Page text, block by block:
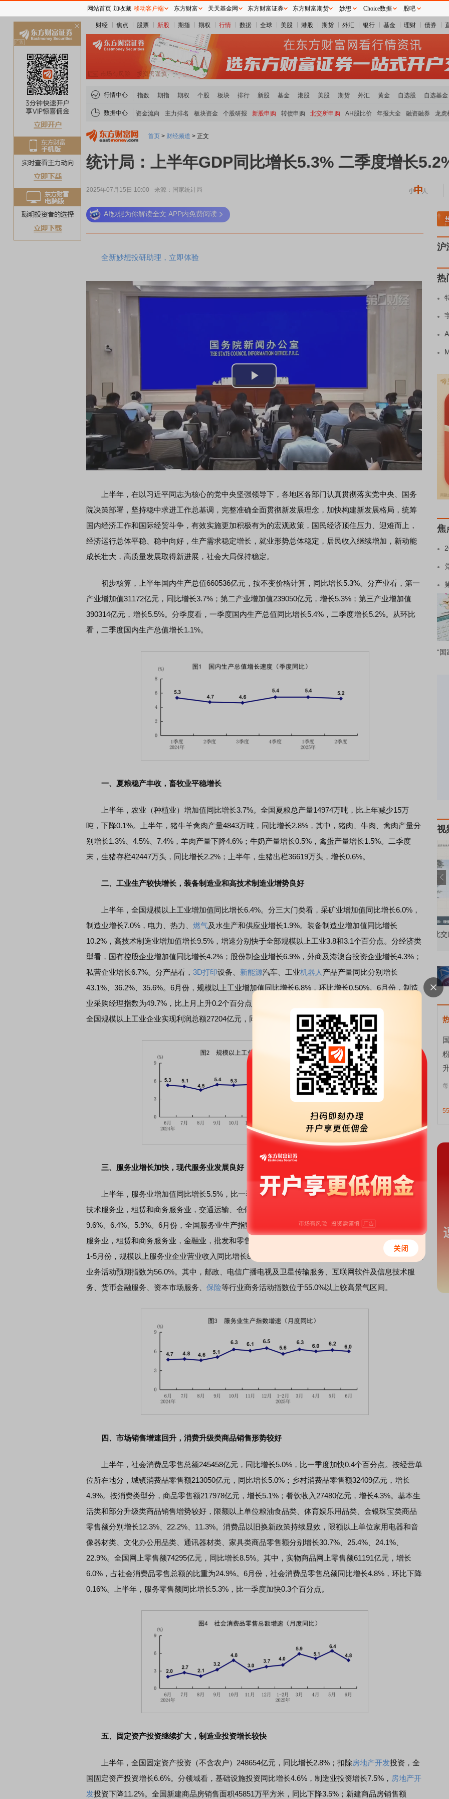
财经 焦点 股票 新股 期指 期权 行情 数据 全球 美股 港股 期货 外汇 银行 基金 理财 债券
行情中心 指数 期指 期权 个股 板块 排行 新股 基金 港股 美股 期货 外汇 黄金 自选股 自选基金
数据中心 资金流向 主力排名 板块资金 个股研报 新股申购 转债申购 北交所申购 AH股比价 年报大全 融资融券 龙虎
首页 > 财经频道 > 正文
统计局：上半年GDP同比增长5.3% 二季度增长
2025年07月15日 10:00 来源：国家统计局
AI妙想为你解读全文 APP内免费阅读
全新妙想投研助理，立即体验
Play
Video
上半年，在以习近平同志为核心的党中央坚强领导下，各地区各部门认真贯彻落实党中央、国务
院决策部署，坚持稳中求进工作总基调，完整准确全面贯彻新发展理念，加快构建新发展格局，统筹
国内经济工作和国际经贸斗争，有效实施更加积极有为的宏观政策，国民经济顶住压力、迎难而上，
经济运行总体平稳、稳中向好，生产需求稳定增长，就业形势总体稳定，居民收入继续增加，新动能
成长壮大，高质量发展取得新进展，社会大局保持稳定。
初步核算，上半年国内生产总值660536亿元，按不变价格计算，同比增长5.3%。分产业看，第一
产业增加值31172亿元，同比增长3.7%；第二产业增加值239050亿元，增长5.3%；第三产业增加值
390314亿元，增长5.5%。分季度看，一季度国内生产总值同比增长5.4%，二季度增长5.2%。从环比
看，二季度国内生产总值增长1.1%。
一、夏粮稳产丰收，畜牧业平稳增长
上半年，农业（种植业）增加值同比增长3.7%。全国夏粮总产量14974万吨，比上年减少15万
吨，下降0.1%。上半年，猪牛羊禽肉产量4843万吨，同比增长2.8%，其中，猪肉、牛肉、禽肉产量分
别增长1.3%、4.5%、7.4%，羊肉产量下降4.6%；牛奶产量增长0.5%，禽蛋产量增长1.5%。二季度
末，生猪存栏42447万头，同比增长2.2%；上半年，生猪出栏36619万头，增长0.6%。
二、工业生产较快增长，装备制造业和高技术制造业增势良好
上半年，全国规模以上工业增加值同比增长6.4%。分三大门类看，采矿业增加值同比增长6.0%，
制造业增长7.0%，电力、热力、 燃气及水生产和供应业增长1.9%。装备制造业增加值同比增长
10.2%，高技术制造业增加值增长9.5%，增速分别快于全部规模以上工业3.8和3.1个百分点。分经济类
型看，国有控股企业增加值同比增长4.2%；股份制企业增长6.9%，外商及港澳台投资企业增长4.3%；
私营企业增长6.7%。分产品看， 3D打印设备、 新能源汽车、工业机器人 产品产量同比分别增长
43.1%、36.2%、35.6%。6月份，规模以上工业增加值同比增长6.8%，环比增长0.50%。6月份，制造
业采购经理指数为49.7%，比上月上升0.2个百分点；企业生产经营活动预期指数为52.0%。1-5月份，
全国规模以上工业企业实现利润总额27204亿元，同比下降1.1%。
三、服务业增长加快，现代服务业发展良好
上半年，服务业增加值同比增长5.5%，比一季度加快0.2个百分点。其中，信息传输、软件和信息
技术服务业，租赁和商务服务业，交通运输、仓储和邮政业，批发和零售业增加值分别增长11.1%、
9.6%、6.4%、5.9%。6月份，全国服务业生产指数同比增长6.0%。其中，信息传输、软件和信息技术
服务业，租赁和商务服务业，金融业，批发和零售业生产指数分别增长11.6%、8.4%、7.3%、6.9%。
1-5月份，规模以上服务业企业营业收入同比增长8.1%。6月份，服务业商务活动指数为50.1%，服务业
业务活动预期指数为56.0%。其中，邮政、电信广播电视及卫星传输服务、互联网软件及信息技术服
务、货币金融服务、资本市场服务、 保险等行业商务活动指数位于55.0%以上较高景气区间。
四、市场销售增速回升，消费升级类商品销售形势较好
上半年，社会消费品零售总额245458亿元，同比增长5.0%，比一季度加快0.4个百分点。按经营单
位所在地分，城镇消费品零售额213050亿元，同比增长5.0%；乡村消费品零售额32409亿元，增长
4.9%。按消费类型分，商品零售额217978亿元，增长5.1%；餐饮收入27480亿元，增长4.3%。基本生
活类和部分升级类商品销售增势较好，限额以上单位粮油食品类、体育娱乐用品类、金银珠宝类商品
零售额分别增长12.3%、22.2%、11.3%。消费品以旧换新政策持续显效，限额以上单位家用电器和音
像器材类、文化办公用品类、通讯器材类、家具类商品零售额分别增长30.7%、25.4%、24.1%、
22.9%。全国网上零售额74295亿元，同比增长8.5%。其中，实物商品网上零售额61191亿元，增长
6.0%，占社会消费品零售总额的比重为24.9%。6月份，社会消费品零售总额同比增长4.8%，环比下降
0.16%。上半年，服务零售额同比增长5.3%，比一季度加快0.3个百分点。
五、固定资产投资继续扩大，制造业投资增长较快
上半年，全国固定资产投资（不含农户）248654亿元，同比增长2.8%；扣除房地产开发投资，全
国固定资产投资增长6.6%。分领域看，基础设施投资同比增长4.6%，制造业投资增长7.5%， 房地产开
发投资下降11.2%。全国新建商品房销售面积45851万平方米，同比下降3.5%；新建商品房销售额
稀土板块领涨 重要
沪
热
焦
“国
视
55
网站首页 加收藏 移动客户端 东方财富 天天基金网 东方财富证券 东方财富期货 妙想 Choice数据 股吧
关